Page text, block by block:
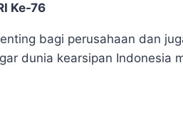
Ke-76
bagi perusahaan dan
dunia kearsipan Indonesia